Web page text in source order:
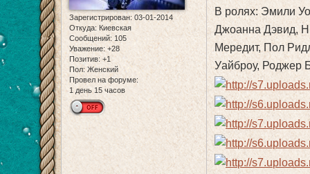
Зарегистрирован: 03-01-2014
Откуда: Киевская
Сообщений: 105
Уважение: +28
Позитив: +1
Пол: Женский
Провел на форуме:
1 день 15 часов
В ролях: Эмили
Джоанна Дэвид,
Мередит, Пол
Уайброу, Роджер